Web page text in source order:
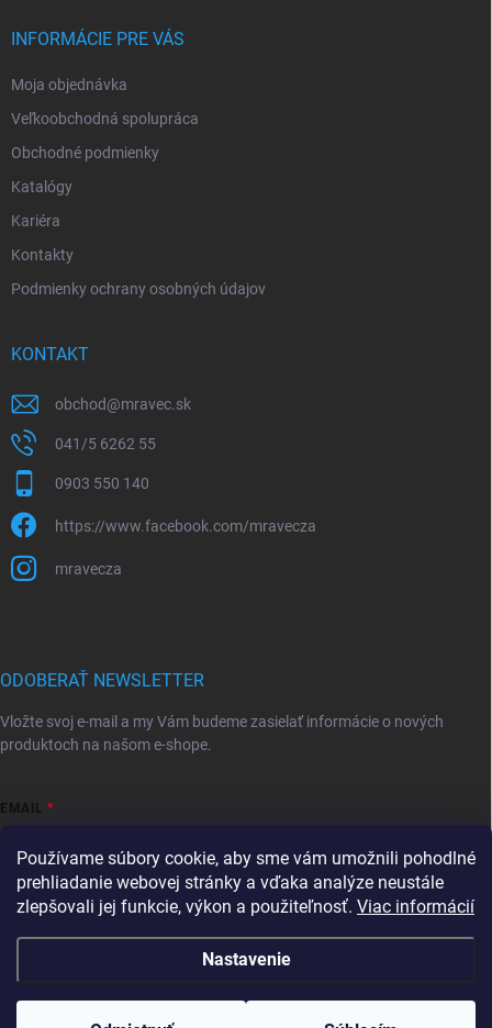
Používame súbory cookie, aby sme vám umožnili pohodlné
prehliadanie webovej stránky a vďaka analýze neustále
zlepšovali jej funkcie, výkon a použiteľnosť. Viac informácií
Nastavenie
Tovar, ktorý je skladom, expedujeme do 24hodín od
INFORMÁCIE PRE VÁS
Moja objednávka
Veľkoobchodná spolupráca
Obchodné podmienky
Katalógy
Kariéra
Kontakty
Podmienky ochrany osobných údajov
KONTAKT
obchod@mravec.sk
041/5 6262 55
0903 550 140
https://www.facebook.com/mravecza
mravecza
ODOBERAŤ NEWSLETTER
Vložte svoj e-mail a my Vám budeme zasielať informácie o nových
produktoch na našom e-shope.
EMAIL
Vložením e-mailu súhlasíte spodmienkami ochrany osobných údajov
Copyright 2026Mravec.sk. Všetky práva vyhradené.Upraviť nastavenie